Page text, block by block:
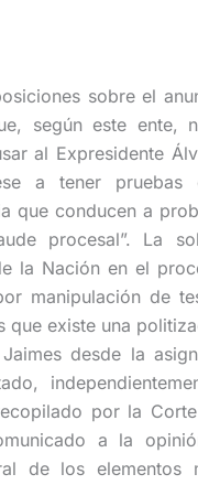
sobre el
según este ente,
al Expresidente
a tener pruebas
que conducen a
procesal”. La
la Nación en el
manipulación de
que existe una
desde la
por la Corte
a la
de los elementos